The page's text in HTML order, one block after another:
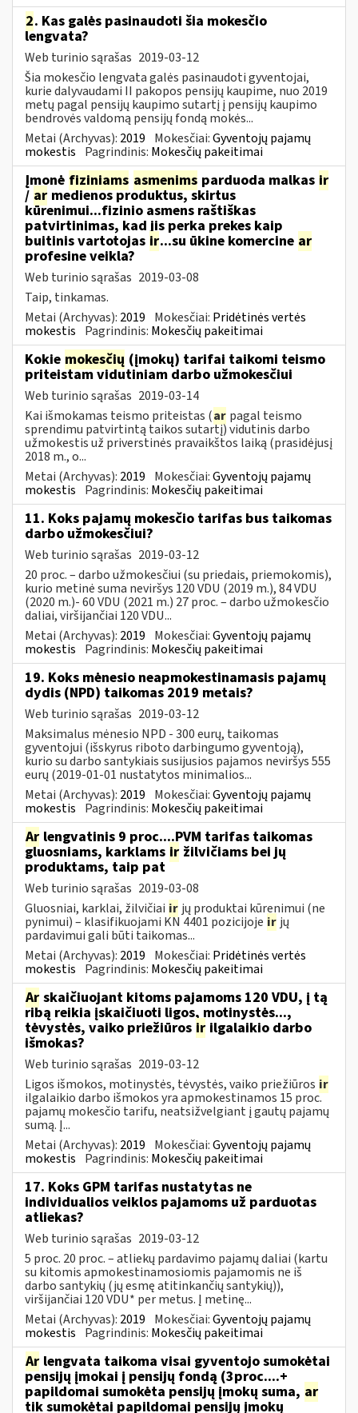
2. Kas galės pasinaudoti šia mokesčio
lengvata?
Web turinio sąrašas 2019-03-12
Šia mokesčio lengvata galės pasinaudoti gyventojai,
kurie dalyvaudami II pakopos pensijų kaupime, nuo 2019
metų pagal pensijų kaupimo sutartį į pensijų kaupimo
bendrovės valdomą pensijų fondą mokės...
Metai (Archyvas): 2019 Mokesčiai:Gyventojų pajamų
mokestis Pagrindinis: Mokesčių pakeitimai
Įmonė fiziniams asmenims parduoda malkas ir
/ ar medienos produktus, skirtus
kūrenimui...fizinio asmens raštiškas
patvirtinimas, kad jis perka prekes kaip
buitinis vartotojas ir...su ūkine komercine ar
profesine veikla?
Web turinio sąrašas 2019-03-08
Taip, tinkamas.
Metai (Archyvas): 2019 Mokesčiai: Pridėtinės vertės
mokestis Pagrindinis: Mokesčių pakeitimai
Kokie mokesčių (įmokų) tarifai taikomi teismo
priteistam vidutiniam darbo užmokesčiui
Web turinio sąrašas 2019-03-14
Kai išmokamas teismo priteistas (ar pagal teismo
sprendimu patvirtintą taikos sutartį) vidutinis darbo
užmokestis už priverstinės pravaikštos laiką (prasidėjusį
2018 m., o...
Metai (Archyvas): 2019 Mokesčiai:Gyventojų pajamų
mokestis Pagrindinis: Mokesčių pakeitimai
11. Koks pajamų mokesčio tarifas bus taikomas
darbo užmokesčiui?
Web turinio sąrašas 2019-03-12
20 proc. – darbo užmokesčiui (su priedais, priemokomis),
kurio metinė suma neviršys 120 VDU (2019 m.), 84 VDU
(2020 m.)- 60 VDU (2021 m.) 27 proc. – darbo užmokesčio
daliai, viršijančiai 120 VDU...
Metai (Archyvas): 2019 Mokesčiai:Gyventojų pajamų
mokestis Pagrindinis: Mokesčių pakeitimai
19. Koks mėnesio neapmokestinamasis pajamų
dydis (NPD) taikomas 2019 metais?
Web turinio sąrašas 2019-03-12
Maksimalus mėnesio NPD - 300 eurų, taikomas
gyventojui (išskyrus riboto darbingumo gyventoją),
kurio su darbo santykiais susijusios pajamos neviršys 555
eurų (2019-01-01 nustatytos minimalios...
Metai (Archyvas): 2019 Mokesčiai:Gyventojų pajamų
mokestis Pagrindinis: Mokesčių pakeitimai
Ar lengvatinis 9 proc....PVM tarifas taikomas
gluosniams, karklams ir žilvičiams bei jų
produktams, taip pat
Web turinio sąrašas 2019-03-08
Gluosniai, karklai, žilvičiai ir jų produktai kūrenimui (ne
pynimui) – klasifikuojami KN 4401 pozicijoje ir jų
pardavimui gali būti taikomas...
Metai (Archyvas): 2019 Mokesčiai: Pridėtinės vertės
mokestis Pagrindinis: Mokesčių pakeitimai
Ar skaičiuojant kitoms pajamoms 120 VDU, į tą
ribą reikia įskaičiuoti ligos, motinystės...,
tėvystės, vaiko priežiūros ir ilgalaikio darbo
išmokas?
Web turinio sąrašas 2019-03-12
Ligos išmokos, motinystės, tėvystės, vaiko priežiūros ir
ilgalaikio darbo išmokos yra apmokestinamos 15 proc.
pajamų mokesčio tarifu, neatsižvelgiant į gautų pajamų
sumą. Į...
Metai (Archyvas): 2019 Mokesčiai:Gyventojų pajamų
mokestis Pagrindinis: Mokesčių pakeitimai
17. Koks GPM tarifas nustatytas ne
individualios veiklos pajamoms už parduotas
atliekas?
Web turinio sąrašas 2019-03-12
5 proc. 20 proc. – atliekų pardavimo pajamų daliai (kartu
su kitomis apmokestinamosiomis pajamomis ne iš
darbo santykių (jų esmę atitinkančių santykių)),
viršijančiai 120 VDU* per metus. Į metinę...
Metai (Archyvas): 2019 Mokesčiai:Gyventojų pajamų
mokestis Pagrindinis: Mokesčių pakeitimai
Ar lengvata taikoma visai gyventojo sumokėtai
pensijų įmokai į pensijų fondą (3proc....+
papildomai sumokėta pensijų įmokų suma, ar
tik sumokėtai papildomai pensijų įmokų